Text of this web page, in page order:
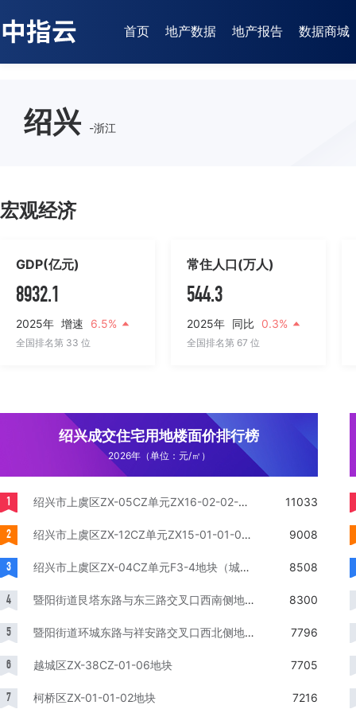
首页 地产数据 地产报告 数据商城
绍兴 -浙江
宏观经济
GDP(亿元)
8932.1
2025年 增速 6.5%
全国排名第 33 位
常住人口(万人)
544.3
2025年 同比 0.3%
全国排名第 67 位
绍兴成交住宅用地楼面价排行榜
2026年（单位：元/㎡）
1 绍兴市上虞区ZX-05CZ单元ZX16-02-02-01-A、02-02-A、ZX04-B3-1-A地块（城北3号地块） 11033
2 绍兴市上虞区ZX-12CZ单元ZX15-01-01-04-A地块（城南N9号地块） 9008
3 绍兴市上虞区ZX-04CZ单元F3-4地块（城北67-3A号地块） 8508
4 暨阳街道艮塔东路与东三路交叉口西南侧地块 8300
5 暨阳街道环城东路与祥安路交叉口西北侧地块 7796
6 越城区ZX-38CZ-01-06地块 7705
7 柯桥区ZX-01-01-02地块 7216